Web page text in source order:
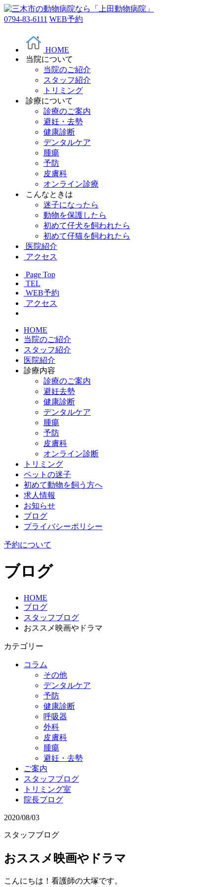
0794-83-6111 WEB予約
HOME
当院について
当院のご紹介
スタッフ紹介
トリミング
診療について
診療のご案内
避妊・去勢
健康診断
デンタルケア
腫瘍
予防
皮膚科
オンライン診療
こんなときは
迷子になったら
動物を保護したら
初めて仔犬を飼われたら
初めて仔猫を飼われたら
医院紹介
アクセス
Page Top
TEL
WEB予約
アクセス
HOME
当院のご紹介
スタッフ紹介
医院紹介
診療内容
診療のご案内
避妊去勢
健康診断
デンタルケア
腫瘍
予防
皮膚科
オンライン診断
トリミング
ペットの迷子
初めて動物を飼う方へ
求人情報
お知らせ
ブログ
プライバシーポリシー
予約について
ブログ
HOME
ブログ
スタッフブログ
おススメ映画やドラマ
カテゴリー
コラム
その他
デンタルケア
予防
健康診断
呼吸器
外科
皮膚科
腫瘍
避妊・去勢
ご案内
スタッフブログ
トリミング室
院長ブログ
2020/08/03
スタッフブログ
おススメ映画やドラマ
こんにちは！看護師の大塚です。